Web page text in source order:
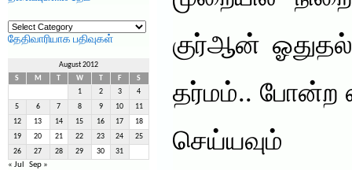
தலைப்புகளில்
தேட
தேதிவாரியாக பதிவுகள்
August 2012
S
M W F
S
1
2 3 4
5 6 7 8 9 10 11
12 13 14 15 16 17 18
19 20 21 22 23 24 25
26 27 28 29 30 31
« Jul Sep »
குர்ஆன்
தர்மம்..